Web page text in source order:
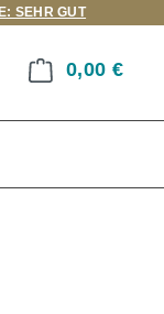
SEHR GUT
0,00 €